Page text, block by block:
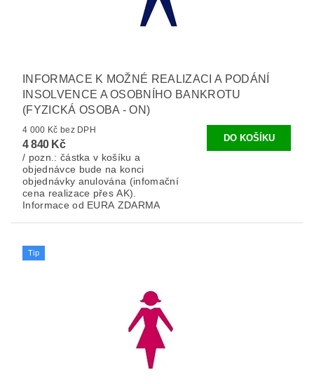
INFORMACE K MOŽNÉ REALIZACI A PODÁNÍ
INSOLVENCE A OSOBNÍHO BANKROTU
(FYZICKÁ OSOBA - ON)
4 000 Kč bez DPH
4 840 Kč
/ pozn.: částka v košíku a
objednávce bude na konci
objednávky anulována (infomační
cena realizace přes AK).
Informace od EURA ZDARMA
Tip